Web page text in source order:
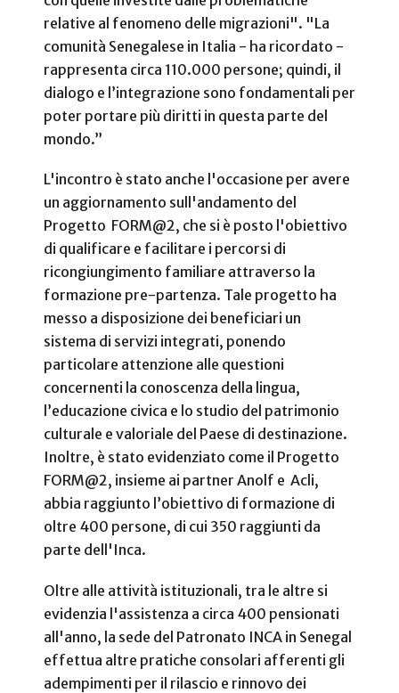
relative al fenomeno delle migrazioni". "La
comunità Senegalese in Italia - ha ricordato -
rappresenta circa 110.000 persone; quindi, il
dialogo e l’integrazione sono fondamentali per
poter portare più diritti in questa parte del
mondo.”
L'incontro è stato anche l'occasione per avere
un aggiornamento sull'andamento del
Progetto FORM@2, che si è posto l'obiettivo
di qualificare e facilitare i percorsi di
ricongiungimento familiare attraverso la
formazione pre-partenza. Tale progetto ha
messo a disposizione dei beneficiari un
sistema di servizi integrati, ponendo
particolare attenzione alle questioni
concernenti la conoscenza della lingua,
l’educazione civica e lo studio del patrimonio
culturale e valoriale del Paese di destinazione.
Inoltre, è stato evidenziato come il Progetto
FORM@2, insieme ai partner Anolf e Acli,
abbia raggiunto l’obiettivo di formazione di
oltre 400 persone, di cui 350 raggiunti da
parte dell'Inca.
Oltre alle attività istituzionali, tra le altre si
evidenzia l'assistenza a circa 400 pensionati
all'anno, la sede del Patronato INCA in Senegal
effettua altre pratiche consolari afferenti gli
adempimenti per il rilascio e rinnovo dei